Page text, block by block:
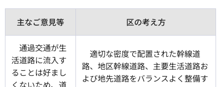
主なご意見等 区の考え方
通過交通が生
活道路に流入す
ることは好まし
くないため、道
適切な密度で配置された幹線道
路、地区幹線道路、主要生活道路お
よび地先道路をバランスよく整備す